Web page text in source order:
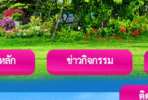
ลัก ข่าวกิจกรรม
ติ